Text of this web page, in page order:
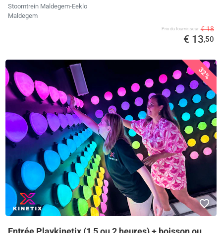
Stoomtrein Maldegem-Eeklo
Maldegem
Prix ​​du fournisseur € 18
€ 13,50
32%